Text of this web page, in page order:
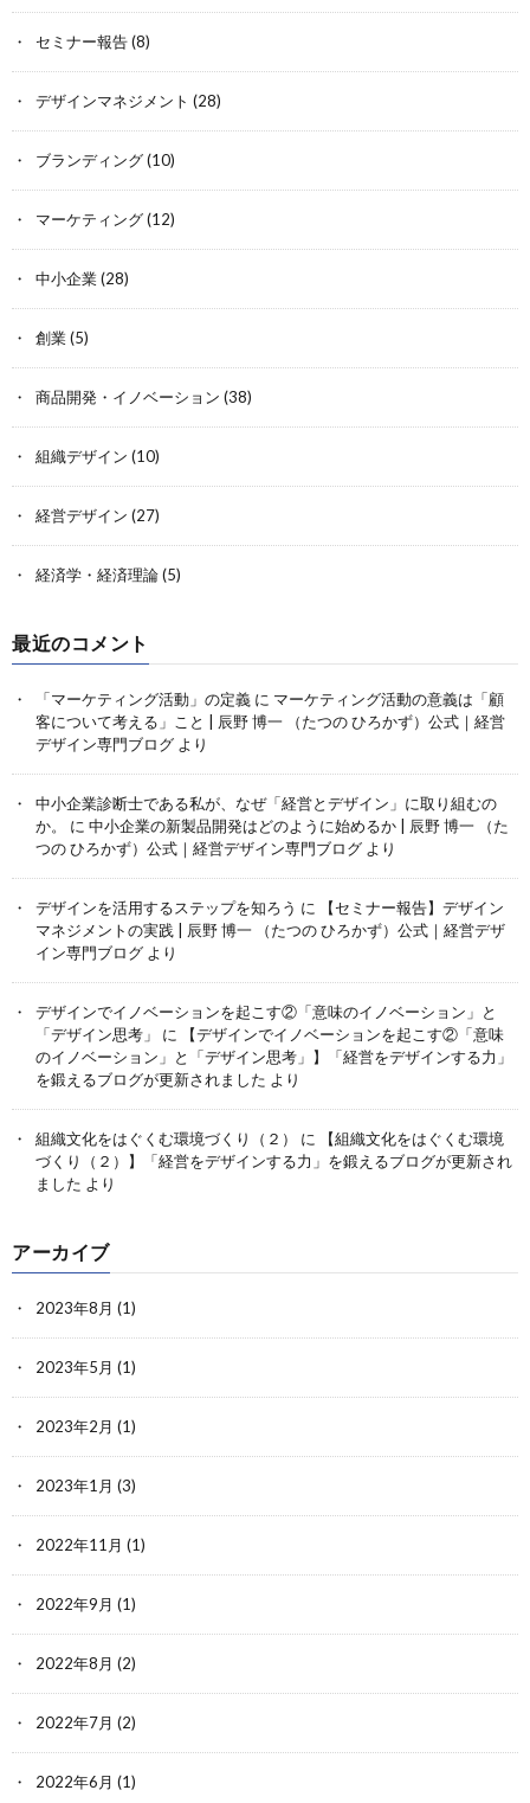
セミナー報告(8)
デザインマネジメント (28)
ブランディング(10)
マーケティング(12)
中小企業(28)
創業(5)
商品開発・イノベーション (38)
組織デザイン (10)
経営デザイン (27)
経済学・経済理論(5)
最近のコメント
「マーケティング活動」の定義 に マーケティング活動の意義は「顧
客について考える」こと | 辰野 博一 （たつの ひろかず）公式｜経営
デザイン専門ブログ より
中小企業診断士である私が、なぜ「経営とデザイン」に取り組むの
か。
に 中小企業の新製品開発はどのように始めるか | 辰野 博一 （た
つの ひろかず）公式｜経営デザイン専門ブログ より
デザインを活用するステップを知ろう に
【セミナー報告】デザイン
マネジメントの実践 | 辰野 博一 （たつの ひろかず）公式｜経営デザ
イン専門ブログ より
デザインでイノベーションを起こす②「意味のイノベーション」と
「デザイン思考」
に
【デザインでイノベーションを起こす②「意味
のイノベーション」と「デザイン思考」】「経営をデザインする力」
を鍛えるブログが更新されました より
組織文化をはぐくむ環境づくり（２） に
【組織文化をはぐくむ環境
づくり（２）】「経営をデザインする力」を鍛えるブログが更新され
ました より
アーカイブ
2023年8月 (1)
2023年5月 (1)
2023年2月 (1)
2023年1月 (3)
2022年11月 (1)
2022年9月 (1)
2022年8月 (2)
2022年7月 (2)
2022年6月 (1)